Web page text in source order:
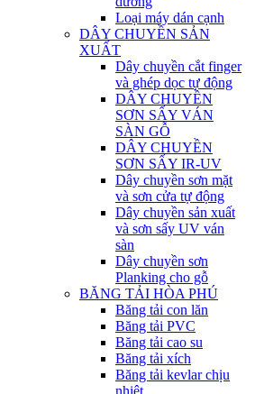
Loại máy dán cạnh
DÂY CHUYỀN SẢN
XUẤT
Dây chuyền cắt finger
và ghép dọc tự động
DÂY CHUYỀN
SƠN SẤY VÁN
SÀN GỖ
DÂY CHUYỀN
SƠN SẤY IR-UV
Dây chuyền sơn mặt
và sơn cửa tự động
Dây chuyền sản xuất
và sơn sấy UV ván
sàn
Dây chuyền sơn
Planking cho gỗ
BĂNG TẢI HÒA PHÚ
Băng tải con lăn
Băng tải PVC
Băng tải cao su
Băng tải xích
Băng tải kevlar chịu
nhiệt